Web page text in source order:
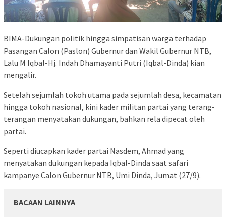
BIMA-Dukungan politik hingga simpatisan warga terhadap
Pasangan Calon (Paslon) Gubernur dan Wakil Gubernur NTB,
Lalu M Iqbal-Hj. Indah Dhamayanti Putri (Iqbal-Dinda) kian
mengalir.
Setelah sejumlah tokoh utama pada sejumlah desa, kecamatan
hingga tokoh nasional, kini kader militan partai yang terang-
terangan menyatakan dukungan, bahkan rela dipecat oleh
partai.
Seperti diucapkan kader partai Nasdem, Ahmad yang
menyatakan dukungan kepada Iqbal-Dinda saat safari
kampanye Calon Gubernur NTB, Umi Dinda, Jumat (27/9).
BACAAN LAINNYA